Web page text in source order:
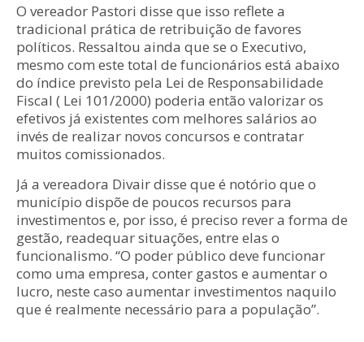
O vereador Pastori disse que isso reflete a
tradicional prática de retribuição de favores
políticos. Ressaltou ainda que se o Executivo,
mesmo com este total de funcionários está abaixo
do índice previsto pela Lei de Responsabilidade
Fiscal ( Lei 101/2000) poderia então valorizar os
efetivos já existentes com melhores salários ao
invés de realizar novos concursos e contratar
muitos comissionados.
Já a vereadora Divair disse que é notório que o
município dispõe de poucos recursos para
investimentos e, por isso, é preciso rever a forma de
gestão, readequar situações, entre elas o
funcionalismo. “O poder público deve funcionar
como uma empresa, conter gastos e aumentar o
lucro, neste caso aumentar investimentos naquilo
que é realmente necessário para a população”.